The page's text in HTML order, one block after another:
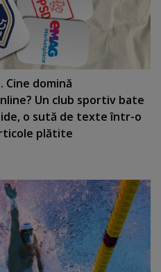
Cine domină
Un club sportiv bate
o sută de texte într-o
plătite